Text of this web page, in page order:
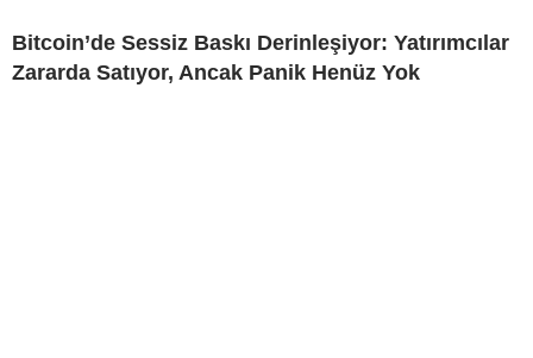
Bitcoin’de Sessiz Baskı Derinleşiyor: Yatırımcılar
Zararda Satıyor, Ancak Panik Henüz Yok